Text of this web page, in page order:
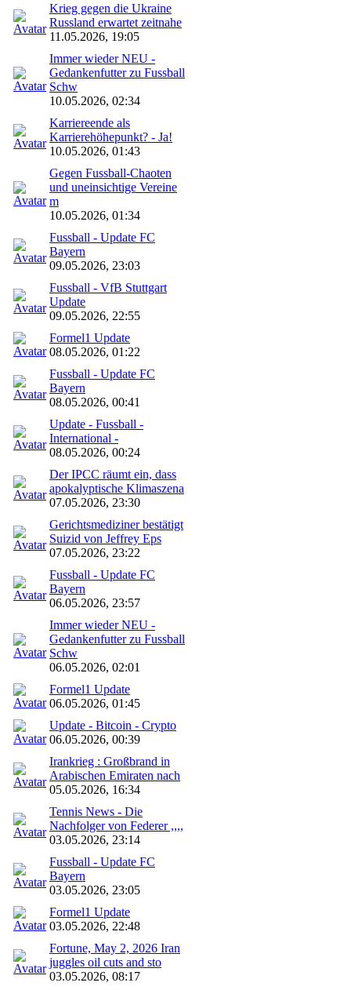
Krieg gegen die Ukraine
Russland erwartet zeitnahe
11.05.2026, 19:05
Immer wieder NEU -
Gedankenfutter zu Fussball
Schw
10.05.2026, 02:34
Karriereende als
Karrierehöhepunkt? - Ja!
10.05.2026, 01:43
Gegen Fussball-Chaoten
und uneinsichtige Vereine
m
10.05.2026, 01:34
Fussball - Update FC
Bayern
09.05.2026, 23:03
Fussball - VfB Stuttgart
Update
09.05.2026, 22:55
Formel1 Update
08.05.2026, 01:22
Fussball - Update FC
Bayern
08.05.2026, 00:41
Update - Fussball -
International -
08.05.2026, 00:24
Der IPCC räumt ein, dass
apokalyptische Klimaszena
07.05.2026, 23:30
Gerichtsmediziner bestätigt
Suizid von Jeffrey Eps
07.05.2026, 23:22
Fussball - Update FC
Bayern
06.05.2026, 23:57
Immer wieder NEU -
Gedankenfutter zu Fussball
Schw
06.05.2026, 02:01
Formel1 Update
06.05.2026, 01:45
Update - Bitcoin - Crypto
06.05.2026, 00:39
Irankrieg : Großbrand in
Arabischen Emiraten nach
05.05.2026, 16:34
Tennis News - Die
Nachfolger von Federer ,,,,
03.05.2026, 23:14
Fussball - Update FC
Bayern
03.05.2026, 23:05
Formel1 Update
03.05.2026, 22:48
Fortune, May 2, 2026 Iran
juggles oil cuts and sto
03.05.2026, 08:17